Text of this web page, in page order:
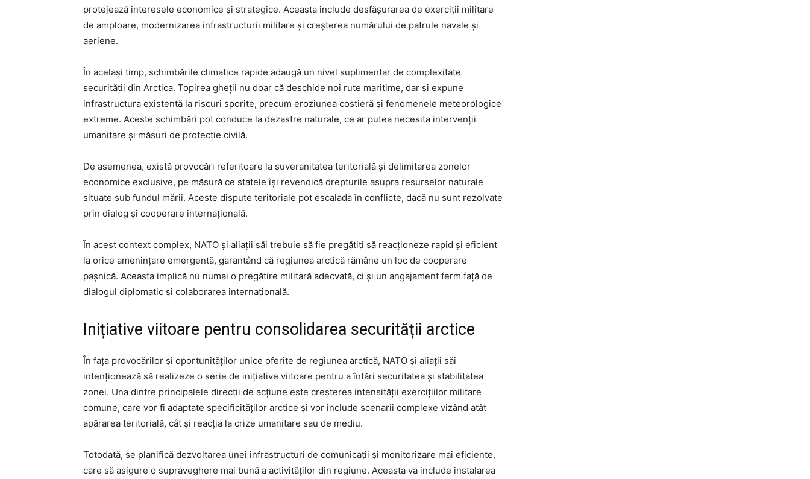
protejează interesele economice și strategice. Aceasta include desfășurarea de exerciții militare
de amploare, modernizarea infrastructurii militare și creșterea numărului de patrule navale și
aeriene.
În același timp, schimbările climatice rapide adaugă un nivel suplimentar de complexitate
securității din Arctica. Topirea gheții nu doar că deschide noi rute maritime, dar și expune
infrastructura existentă la riscuri sporite, precum eroziunea costieră și fenomenele meteorologice
extreme. Aceste schimbări pot conduce la dezastre naturale, ce ar putea necesita intervenții
umanitare și măsuri de protecție civilă.
De asemenea, există provocări referitoare la suveranitatea teritorială și delimitarea zonelor
economice exclusive, pe măsură ce statele își revendică drepturile asupra resurselor naturale
situate sub fundul mării. Aceste dispute teritoriale pot escalada în conflicte, dacă nu sunt rezolvate
prin dialog și cooperare internațională.
În acest context complex, NATO și aliații săi trebuie să fie pregătiți să reacționeze rapid și eficient
la orice amenințare emergentă, garantând că regiunea arctică rămâne un loc de cooperare
pașnică. Aceasta implică nu numai o pregătire militară adecvată, ci și un angajament ferm față de
dialogul diplomatic și colaborarea internațională.
Inițiative viitoare pentru consolidarea securității arctice
În fața provocărilor și oportunităților unice oferite de regiunea arctică, NATO și aliații săi
intenționează să realizeze o serie de inițiative viitoare pentru a întări securitatea și stabilitatea
zonei. Una dintre principalele direcții de acțiune este creșterea intensității exercițiilor militare
comune, care vor fi adaptate specificităților arctice și vor include scenarii complexe vizând atât
apărarea teritorială, cât și reacția la crize umanitare sau de mediu.
Totodată, se planifică dezvoltarea unei infrastructuri de comunicații și monitorizare mai eficiente,
care să asigure o supraveghere mai bună a activităților din regiune. Aceasta va include instalarea